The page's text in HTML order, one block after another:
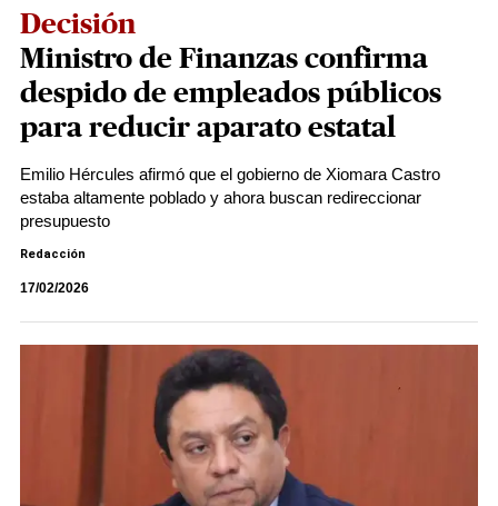
Decisión
Ministro de Finanzas confirma
despido de empleados públicos
para reducir aparato estatal
Emilio Hércules afirmó que el gobierno de Xiomara Castro
estaba altamente poblado y ahora buscan redireccionar
presupuesto
Redacción
17/02/2026